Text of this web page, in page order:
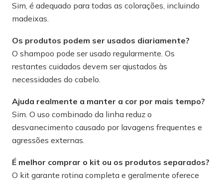
Sim, é adequado para todas as colorações, incluindo
madeixas.
Os produtos podem ser usados diariamente?
O shampoo pode ser usado regularmente. Os
restantes cuidados devem ser ajustados às
necessidades do cabelo.
Ajuda realmente a manter a cor por mais tempo?
Sim. O uso combinado da linha reduz o
desvanecimento causado por lavagens frequentes e
agressões externas.
É melhor comprar o kit ou os produtos separados?
O kit garante rotina completa e geralmente oferece